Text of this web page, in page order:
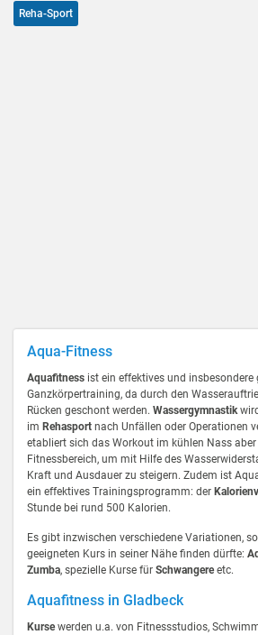
Aqua-Fitness
Aquafitness ist ein effektives und
Ganzkörpertraining, da durch den
Rücken geschont werden. Wassergymnastik
im Rehasport nach Unfällen oder Operationen
etabliert sich das Workout im kühlen Nass
Fitnessbereich, um mit Hilfe des
Kraft und Ausdauer zu steigern. Zudem ist
ein effektives Trainingsprogramm: der
Stunde bei rund 500 Kalorien.
Es gibt inzwischen verschiedene Variationen,
geeigneten Kurs in seiner Nähe finden dürfte:
Zumba, spezielle Kurse für Schwangereetc.
Aquafitness in Gladbeck
Kursewerden u.a. von Fitnessstudios,
Reha-Sport